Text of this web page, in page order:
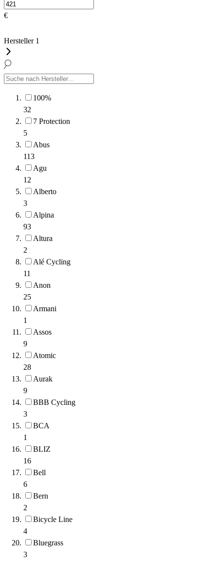
€
Hersteller 1
100%
32
7 Protection
5
Abus
113
Agu
12
Alberto
3
Alpina
93
Altura
2
Alé Cycling
11
Anon
25
Armani
1
Assos
9
Atomic
28
Aurak
9
BBB Cycling
3
BCA
1
BLIZ
16
Bell
6
Bern
2
Bicycle Line
4
Bluegrass
3